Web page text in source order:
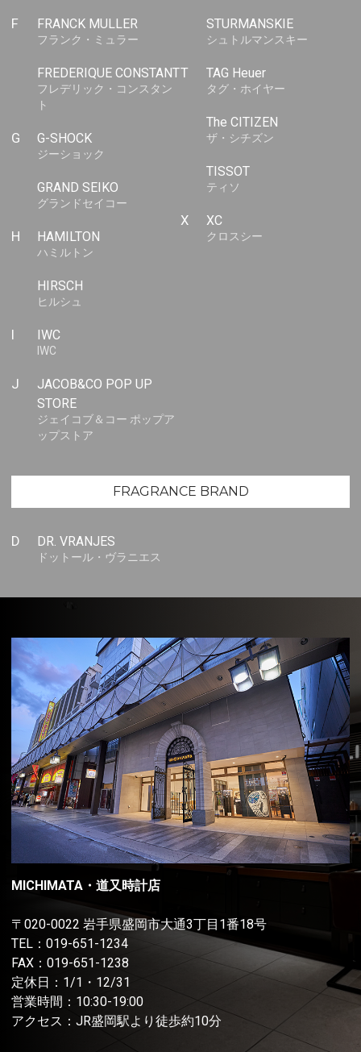
F FRANCK MULLER
フランク・ミュラー
FREDERIQUE CONSTANT
フレデリック・コンスタン
ト
G G-SHOCK
ジーショック
GRAND SEIKO
グランドセイコー
H HAMILTON
ハミルトン
HIRSCH
ヒルシュ
I IWC
IWC
J
JACOB&CO POP UP
STORE
ジェイコブ＆コー ポップア
ップストア
STURMANSKIE
シュトルマンスキー
T TAG Heuer
タグ・ホイヤー
The CITIZEN
ザ・シチズン
TISSOT
ティソ
X XC
クロスシー
FRAGRANCE BRAND
D DR. VRANJES
ドットール・ヴラニエス
MICHIMATA・道又時計店
〒020-0022 岩手県盛岡市大通3丁目1番18号
TEL： 019-651-1234
FAX：019-651-1238
定休日：1/1・12/31
営業時間：10:30-19:00
アクセス：JR盛岡駅より徒歩約10分